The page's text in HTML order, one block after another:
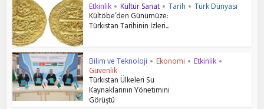
Etkinlik • Kültür Sanat • Tarih • Türk Dünyası
Kültöbe’den Günümüze:
Türkistan Tarihinin İzleri...
Bilim ve Teknoloji • Ekonomi • Etkinlik •
Güvenlik
Türkistan Ülkeleri Su
Kaynaklarının Yönetimini
Görüştü